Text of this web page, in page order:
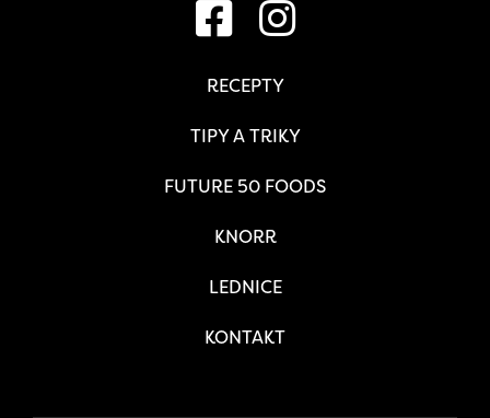
RECEPTY
TIPY A TRIKY
FUTURE 50 FOODS
KNORR
LEDNICE
KONTAKT